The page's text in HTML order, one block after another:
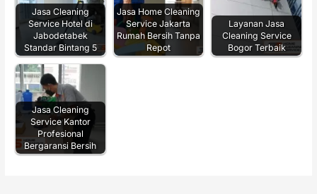
Jasa Cleaning
Service Hotel di
Jabodetabek
Standar Bintang 5
Jasa Home Cleaning
Service Jakarta
Rumah Bersih Tanpa
Repot
Layanan Jasa
Cleaning Service
Bogor Terbaik
Jasa Cleaning
Service Kantor
Profesional
Bergaransi Bersih